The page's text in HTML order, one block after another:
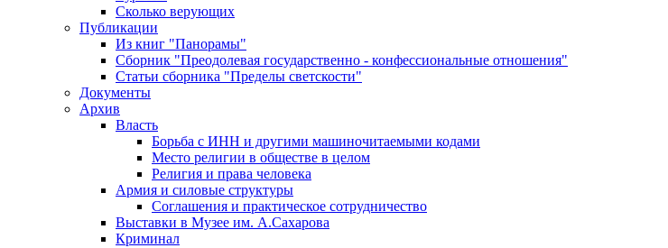
Сколько верующих
Публикации
Из книг "Панорамы"
Сборник "Преодолевая государственно - конфессиональные отношения"
Статьи сборника "Пределы светскости"
Документы
Архив
Власть
Борьба с ИНН и другими машиночитаемыми кодами
Место религии в обществе в целом
Религия и права человека
Армия и силовые структуры
Соглашения и практическое сотрудничество
Выставки в Музее им. А.Сахарова
Криминал